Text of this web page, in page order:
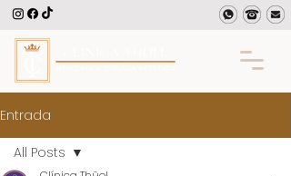
Entrada
All Posts